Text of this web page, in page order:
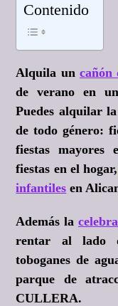
Contenido
Alquila un cañón
de verano en
Puedes alquilar
de todo género:
fiestas mayores
fiestas en el hogar,
infantiles en
Además la
rentar al
toboganes de
parque de
CULLERA.